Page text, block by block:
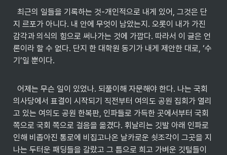
지 르포가 아니다. 내 안에 무엇이 남았는지. 오롯이 내가 가진
감각과 의식의 힘으로 써나가는 것에 가깝다. 따라서 이 글은 언
론이라 할 수 없다. 단지 한 대학원 동기가 내게 제안한 대로, ‘수
기’일 뿐이다.
의사당에서 표결이 시작되기 직전부터 여의도 공원 집회가 열리
고 있는 여의도 공원 한복판, 인파들로 가득한 곳에서부터 국회
쪽으로 국회 쪽으로 걸음을 옮겼다. 휘날리는 깃발 아래 인파로
인해 비좁아진 통로에 비집고나온 날카로운 쇳조각이 그곳을 지
나는 두터운 패딩들을 갈랐고 그 틈으로 희고 가벼운 깃털들이